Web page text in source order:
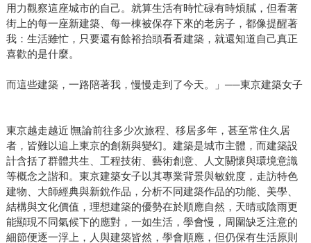
用力觀察這座城市的自己。就算生活有時忙碌有時煩膩，但看著
街上的每一座新建築、每一棟被保存下來的老房子，都像提醒著
我：生活雖忙，只要還有餘裕抬頭看看建築，就還知道自己真正
喜歡的是什麼。
而這些建築，一路陪著我，慢慢走到了今天。」──東京建築女子
東京越走越近∣無論前往多少次旅程、移居多年，甚至常住久居
者，皆難以追上東京的創新與變幻。建築是城市主體，而建築設
計含括了群體共生、工程技術、藝術創意、人文關懷與環境意識
等概念之諧和。東京建築女子以其專業背景與敏銳度，走訪特色
建物、大師經典與新銳作品，分析不同建築作品的功能、美學、
結構與文化價值，理想建築的優勢在於順應自然，天晴或陰雨更
能顯現不同氣候下的應對，一如生活，學會慢，周圍缺乏注意的
細節便逐一浮上，人與建築皆然，學會順應，但仍保有生活原則